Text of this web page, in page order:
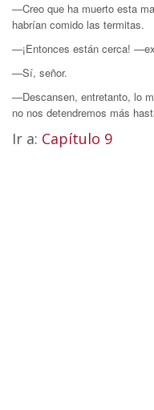
—Creo que ha muerto esta
habrían comido las termitas.
—¡Entonces están cerca!
—Sí, señor.
—Descansen, entretanto, lo
no nos detendremos más
Ir a: Capítulo 9